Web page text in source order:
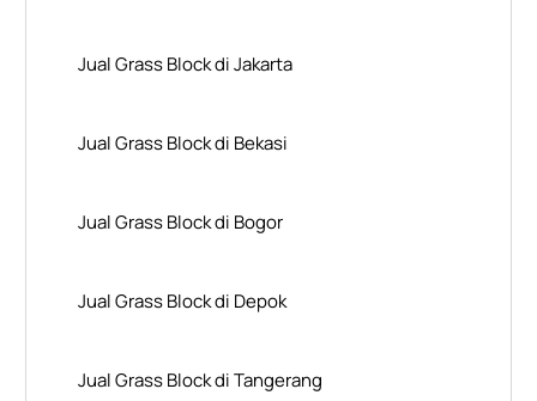
Jual Grass Block di Jakarta
Jual Grass Block di Bekasi
Jual Grass Block di Bogor
Jual Grass Block di Depok
Jual Grass Block di Tangerang